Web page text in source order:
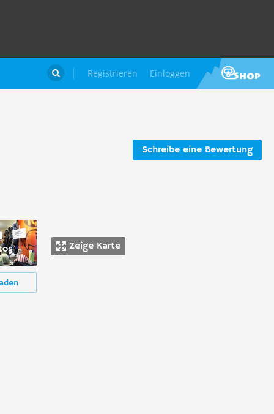
Registrieren Einloggen

Schreibe eine Bewertung
Zeige Karte